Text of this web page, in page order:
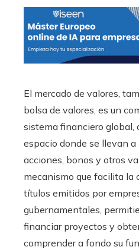
El mercado de valores,
bolsa de valores, es un
sistema financiero global,
espacio donde se llevan
acciones, bonos y otros
mecanismo que facilita la
títulos emitidos por
gubernamentales,
financiar proyectos y
comprender a fondo su